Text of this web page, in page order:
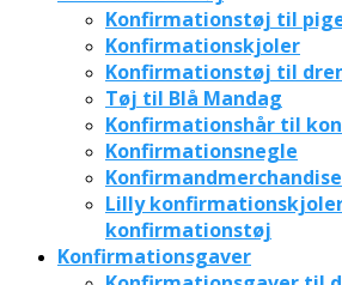
Konfirmationstøj til
Konfirmationskjoler
Konfirmationstøj til
Tøj til Blå Mandag
Konfirmationshår til
Konfirmationsnegle
Konfirmandmerchandise
Lilly
konfirmationstøj
Konfirmationsgaver